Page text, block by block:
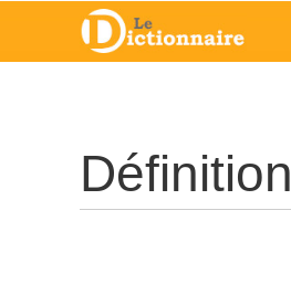
Définition